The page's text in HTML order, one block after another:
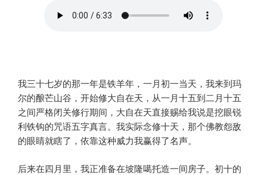
我三十七岁的那一年是铁羊年，一月初一当天，我来到玛
尔的酿芒山谷，开始修大自在天，从一月十五到二月十五
之间严格闭关修行期间，大自在天直接赐给我说是挖眼锐
利铁钩的咒语五字真言。我实际念修十天，那个佛教怨敌
的眼睛就瞎了，依靠这种威力我赢得了名声。
后来在四月里，我正准备在坡隆噶托造一间房子。初十的